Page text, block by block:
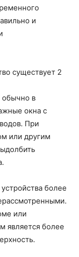
и
существует 2
обычно в
окна с
При
или другим
более
или
является более